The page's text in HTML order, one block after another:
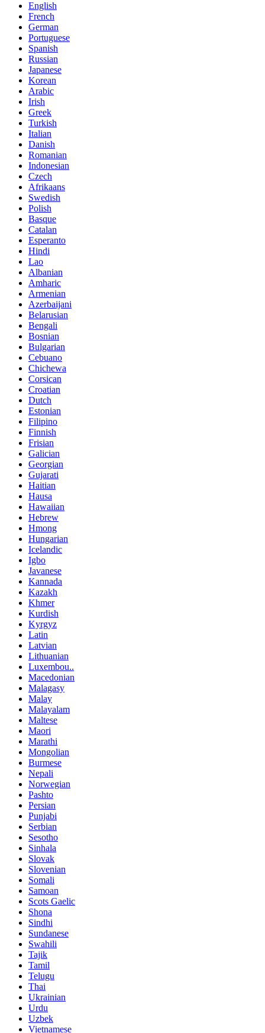
English
French
German
Portuguese
Spanish
Russian
Japanese
Korean
Arabic
Irish
Greek
Turkish
Italian
Danish
Romanian
Indonesian
Czech
Afrikaans
Swedish
Polish
Basque
Catalan
Esperanto
Hindi
Lao
Albanian
Amharic
Armenian
Azerbaijani
Belarusian
Bengali
Bosnian
Bulgarian
Cebuano
Chichewa
Corsican
Croatian
Dutch
Estonian
Filipino
Finnish
Frisian
Galician
Georgian
Gujarati
Haitian
Hausa
Hawaiian
Hebrew
Hmong
Hungarian
Icelandic
Igbo
Javanese
Kannada
Kazakh
Khmer
Kurdish
Kyrgyz
Latin
Latvian
Lithuanian
Luxembou..
Macedonian
Malagasy
Malay
Malayalam
Maltese
Maori
Marathi
Mongolian
Burmese
Nepali
Norwegian
Pashto
Persian
Punjabi
Serbian
Sesotho
Sinhala
Slovak
Slovenian
Somali
Samoan
Scots Gaelic
Shona
Sindhi
Sundanese
Swahili
Tajik
Tamil
Telugu
Thai
Ukrainian
Urdu
Uzbek
Vietnamese